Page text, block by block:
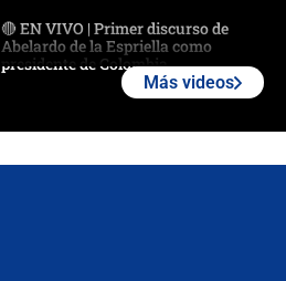
🔴 EN VIVO | Primer discurso de
Abelardo de la Espriella como
presidente de Colombia
Más videos